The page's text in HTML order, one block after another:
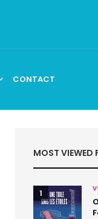
CONTACT
MOST VIEWED
1